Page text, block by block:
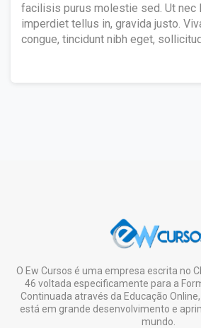
facilisis purus molestie sed. Ut nec
imperdiet tellus in, gravida justo.
congue, tincidunt nibh eget,
O Ew Cursos é uma empresa escrita no
46 voltada especificamente para a
Continuada através da Educação
está em grande desenvolvimento e
mundo.